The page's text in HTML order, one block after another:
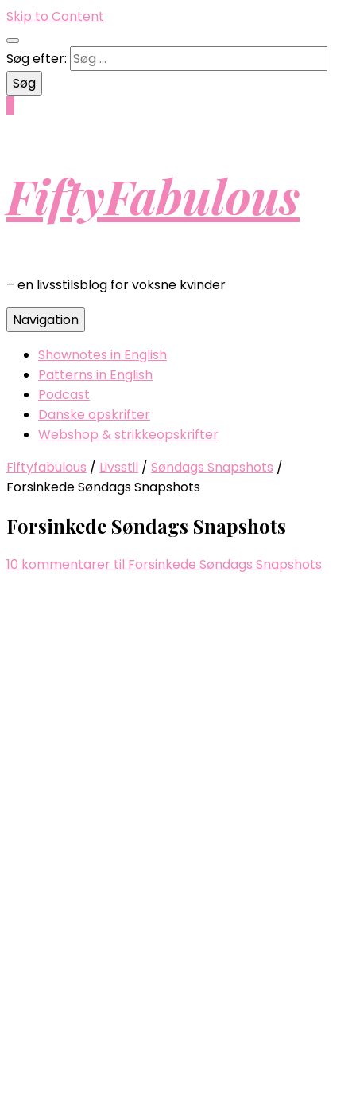
Skip to Content
Søg efter:
FiftyFabulous
– en livsstilsblog for voksne kvinder
Navigation
Shownotes in English
Patterns in English
Podcast
Danske opskrifter
Webshop & strikkeopskrifter
Fiftyfabulous / Livsstil / Søndags Snapshots /
Forsinkede Søndags Snapshots
Forsinkede Søndags Snapshots
10 kommentarer til Forsinkede Søndags Snapshots